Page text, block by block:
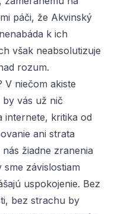
páči, že Akvinský
k ich
však neabsolutizuje
rozum.
V niečom akiste
by vás už nič
internete, kritika od
ani strata
žiadne zranenia
závislostiam
uspokojenie. Bez
bez strachu by